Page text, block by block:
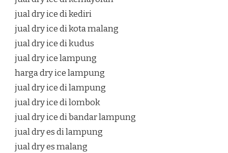
jual dry ice di kediri
jual dry ice di kota malang
jual dry ice di kudus
jual dry ice lampung
harga dry ice lampung
jual dry ice di lampung
jual dry ice di lombok
jual dry ice di bandar lampung
jual dry es di lampung
jual dry es malang